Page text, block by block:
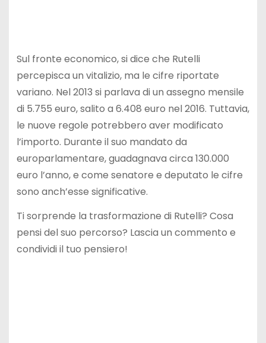
Sul fronte economico, si dice che Rutelli
percepisca un vitalizio, ma le cifre riportate
variano. Nel 2013 si parlava di un assegno mensile
di 5.755 euro, salito a 6.408 euro nel 2016. Tuttavia,
le nuove regole potrebbero aver modificato
l’importo. Durante il suo mandato da
europarlamentare, guadagnava circa 130.000
euro l’anno, e come senatore e deputato le cifre
sono anch’esse significative.
Ti sorprende la trasformazione di Rutelli? Cosa
pensi del suo percorso? Lascia un commento e
condividi il tuo pensiero!